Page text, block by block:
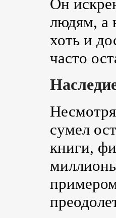
Он
людям, а
хоть и
часто
сумел
книги,